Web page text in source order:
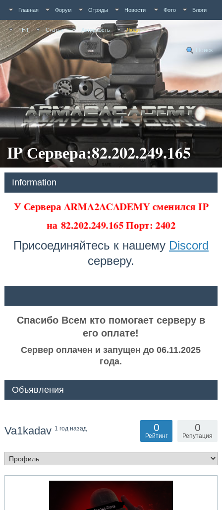
Главная Форум Отряды Новости Фото Блоги
ТНТ Статьи Активность Люди
Поиск
IP Сервера:82.202.249.165
Information
У Сервера ARMA2ACADEMY сменился IP
на82.202.249.165 Порт: 2402
Присоединяйтесь к нашему Discord
серверу.
Спасибо Всем кто помогает серверу в
его оплате!
Сервер оплачен и запущен до 06.11.2025
года.
Объявления
Va1kadav 1 год назад 0
Репутация
0
Рейтинг